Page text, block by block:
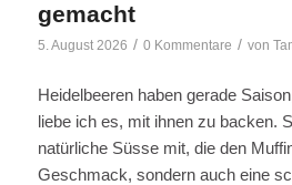
gemacht
5. August 2026 / 0 Kommentare / von
Heidelbeeren haben gerade
liebe ich es, mit ihnen zu backen.
natürliche Süsse mit, die den
Geschmack, sondern auch eine